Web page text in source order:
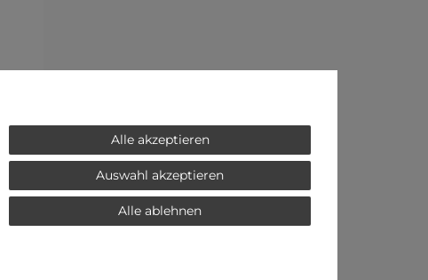
Alle akzeptieren
Auswahl akzeptieren
Alle ablehnen